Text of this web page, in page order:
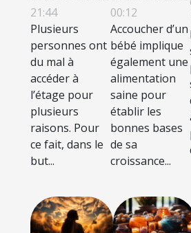
fauteuil
monte
escalier ?
21:44
Plusieurs
personnes ont
du mal à
accéder à
l’étage pour
plusieurs
raisons. Pour
ce fait, dans le
but...
lequel
choisir
pour son
bébé ?
00:12
Accoucher d’un
bébé implique
également une
alimentation
saine pour
établir les
bonnes bases
de sa
croissance...